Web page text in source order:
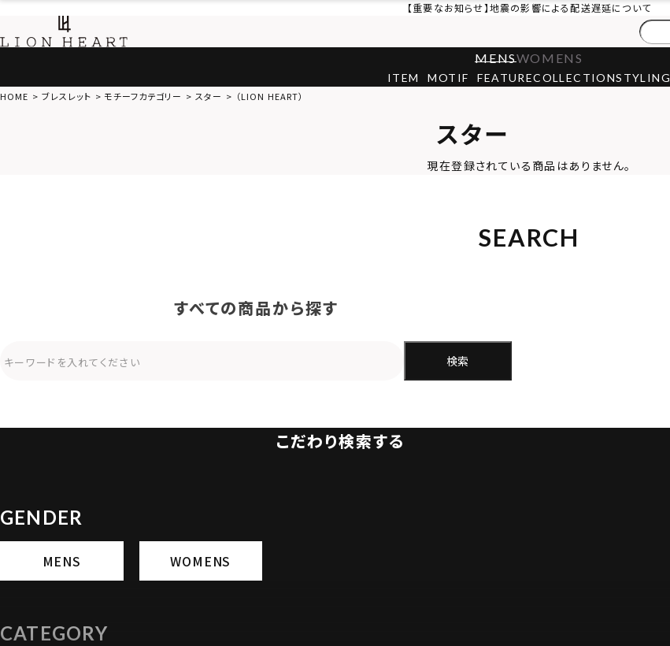
【重要なお知らせ】地震の影響による配送遅延について
MENSWOMENS
ITEM MOTIF FEATURECOLLECTIONSTYLING
HOME ブレスレット モチーフカテゴリー スター （LION HEART）
スター
現在登録されている商品はありません。
SEARCH
すべての商品から探す
検索
こだわり検索する
GENDER
MENS WOMENS
CATEGORY